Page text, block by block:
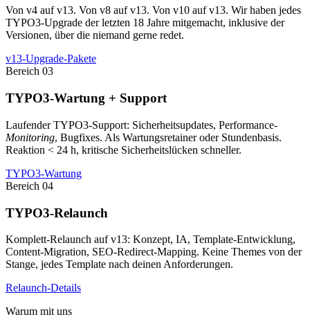
Von v4 auf v13. Von v8 auf v13. Von v10 auf v13. Wir haben jedes
TYPO3-Upgrade der letzten 18 Jahre mitgemacht, inklusive der
Versionen, über die niemand gerne redet.
v13-Upgrade-Pakete
Bereich 03
TYPO3-Wartung + Support
Laufender TYPO3-Support: Sicherheitsupdates, Performance-
Monitoring, Bugfixes. Als Wartungsretainer oder Stundenbasis.
Reaktion < 24 h, kritische Sicherheitslücken schneller.
TYPO3-Wartung
Bereich 04
TYPO3-Relaunch
Komplett-Relaunch auf v13: Konzept, IA, Template-Entwicklung,
Content-Migration, SEO-Redirect-Mapping. Keine Themes von der
Stange, jedes Template nach deinen Anforderungen.
Relaunch-Details
Warum mit uns